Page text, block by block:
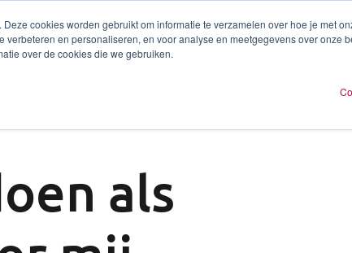
cookies worden gebruikt om informatie te verzamelen over hoe je met
verbeteren en personaliseren, en voor analyse en meetgegevens over onze
over de cookies die we gebruiken.
Experts
als